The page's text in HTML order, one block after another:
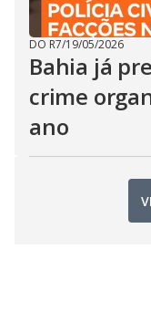
DO R7/19/05/2026
Bahia já
crime
ano